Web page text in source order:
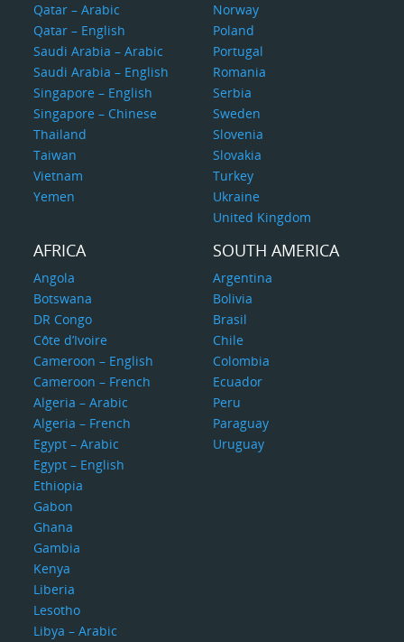
Qatar – Arabic
Qatar – English
Saudi Arabia – Arabic
Saudi Arabia – English
Singapore – English
Singapore – Chinese
Thailand
Taiwan
Vietnam
Yemen
Norway
Poland
Portugal
Romania
Serbia
Sweden
Slovenia
Slovakia
Turkey
Ukraine
United Kingdom
AFRICA
Angola
Botswana
DR Congo
Côte d’Ivoire
Cameroon – English
Cameroon – French
Algeria – Arabic
Algeria – French
Egypt – Arabic
Egypt – English
Ethiopia
Gabon
Ghana
Gambia
Kenya
Liberia
Lesotho
Libya – Arabic
SOUTH AMERICA
Argentina
Bolivia
Brasil
Chile
Colombia
Ecuador
Peru
Paraguay
Uruguay